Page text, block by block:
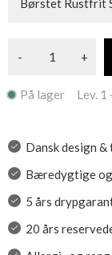
Børstet Rustfrit
- +
På lager Lev. 1
Dansk design
Bæredygtige
5 års
20 års